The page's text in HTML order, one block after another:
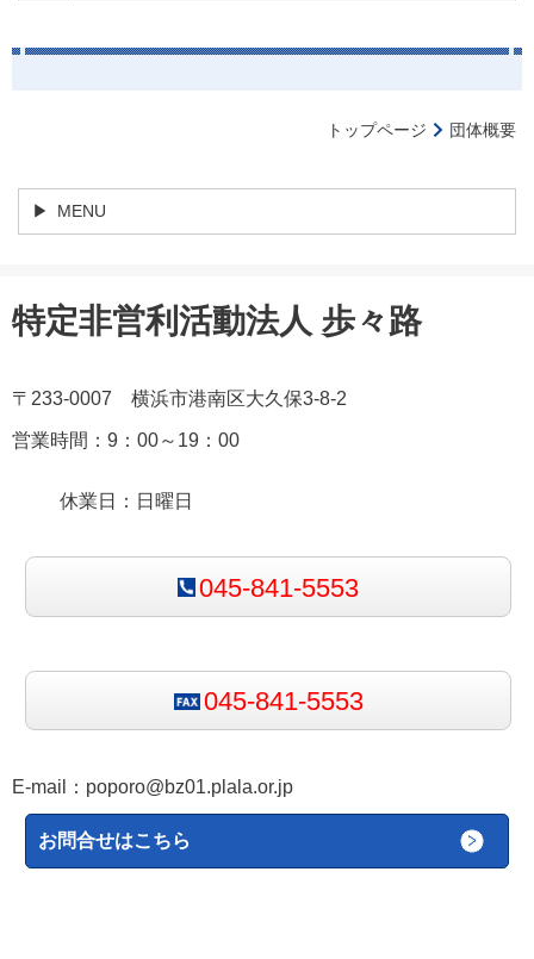
トップページ 団体概要
MENU
特定非営利活動法人 歩々路
〒233-0007 横浜市港南区大久保3-8-2
営業時間：9：00～19：00
休業日：日曜日
045-841-5553
045-841-5553
E-mail： poporo@bz01.plala.or.jp
お問合せはこちら